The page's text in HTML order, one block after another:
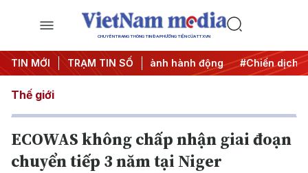
CHUYÊN TRANG THÔNG TIN ĐA PHƯƠNG TIỆN CỦA TTXVN
TIN MỚI TRẠM TIN SỐ
#Đưa Nghị quyết thành hành động #Chiến dịch 500
Thế giới
ECOWAS không chấp nhận giai đoạn
chuyển tiếp 3 năm tại Niger